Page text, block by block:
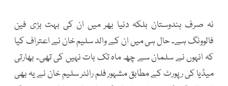
نہ صرف ہندوستان بلکہ دنیا بھر میں ان کی بہت بڑی فین
فالوونگ ہے۔ حال ہی میں ان کے والد سلیم خان نے اعتراف کیا
کہ انہوں نے سلمان سے چھ ماہ تک بات نہیں کی تھی۔ بھارتی
میڈیا کی رپورٹ کے مطابق مشہور فلم رائٹر سلیم خان نے یہ بھی